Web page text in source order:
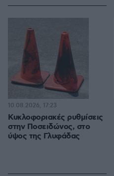
Κυκλοφοριακές ρυθμίσεις
στην Ποσειδώνος, στο
ύψος της Γλυφάδας
10.08.2026, 17:23